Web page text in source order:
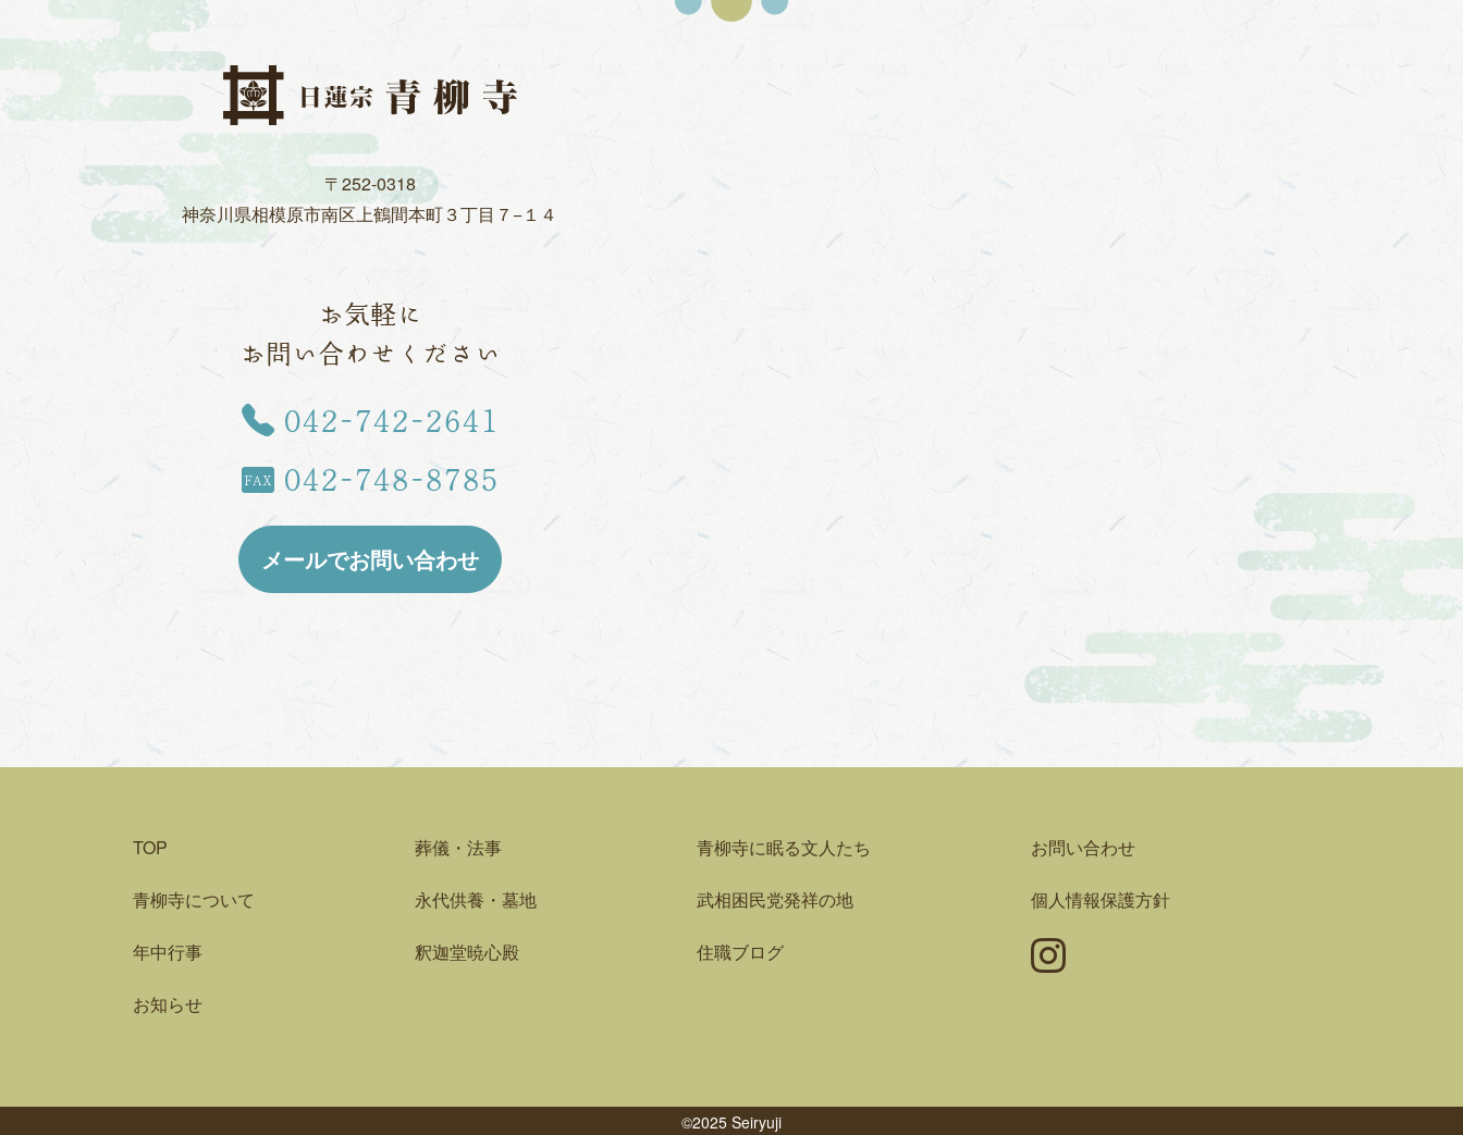
〒252-0318
神奈川県相模原市南区上鶴間本町３丁目７−１４
お気軽に
お問い合わせください
TEL
042-742-2641
FAX 042-748-8785
メールでお問い合わせ
TOP
青柳寺について
年中行事
お知らせ
葬儀・法事
永代供養・墓地
釈迦堂暁心殿
青柳寺に眠る文人たち
武相困民党発祥の地
住職ブログ
お問い合わせ
個人情報保護方針
Instagram
©2025 Seiryuji